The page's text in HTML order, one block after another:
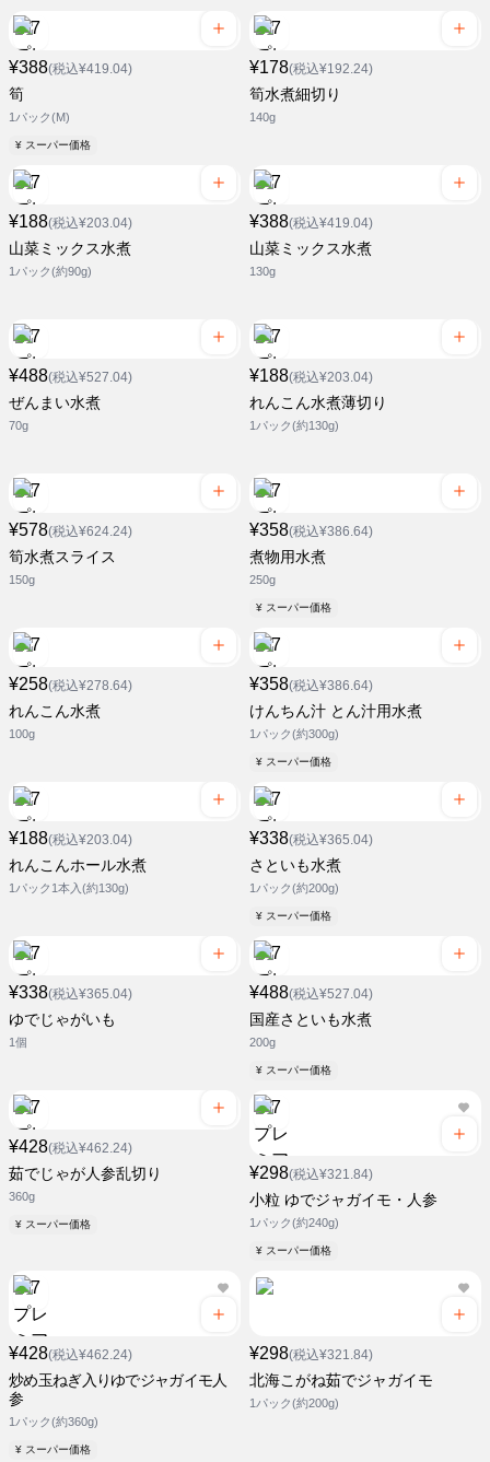
¥388(税込¥419.04)
筍
1パック(M)
¥ スーパー価格
¥178(税込¥192.24)
筍水煮細切り
140g
¥188(税込¥203.04)
山菜ミックス水煮
1パック(約90g)
¥388(税込¥419.04)
山菜ミックス水煮
130g
¥488(税込¥527.04)
ぜんまい水煮
70g
¥188(税込¥203.04)
れんこん水煮薄切り
1パック(約130g)
¥578(税込¥624.24)
筍水煮スライス
150g
¥358(税込¥386.64)
煮物用水煮
250g
¥ スーパー価格
¥258(税込¥278.64)
れんこん水煮
100g
¥358(税込¥386.64)
けんちん汁 とん汁用水煮
1パック(約300g)
¥ スーパー価格
¥188(税込¥203.04)
れんこんホール水煮
1パック1本入(約130g)
¥338(税込¥365.04)
さといも水煮
1パック(約200g)
¥ スーパー価格
¥338(税込¥365.04)
ゆでじゃがいも
1個
¥488(税込¥527.04)
国産さといも水煮
200g
¥ スーパー価格
¥428(税込¥462.24)
茹でじゃが人参乱切り
360g
¥ スーパー価格
¥298(税込¥321.84)
小粒 ゆでジャガイモ・人参
1パック(約240g)
¥ スーパー価格
¥428(税込¥462.24)
炒め玉ねぎ入りゆでジャガイモ人
参
1パック(約360g)
¥ スーパー価格
¥298(税込¥321.84)
北海こがね茹でジャガイモ
1パック(約200g)